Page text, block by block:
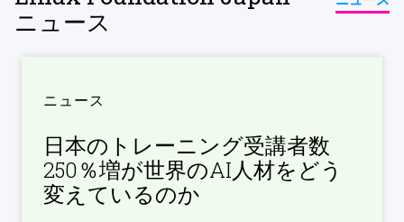
ニュース
ニュース
日本のトレーニング受講者数
250％増が世界のAI人材をどう
変えているのか